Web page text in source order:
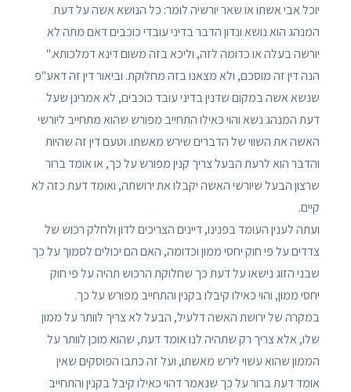
יוכל אבי אשתו או שאר יורשיה לומר: כל הנושא אשה על דעת
המנהג הוא נושא ונדון הדבר בדיני עובדי כוכבים דאם מתה לא
יורשה בעלה או כדומה לזה, וליכא בזה משום דינא דמלכותא."
הנה דין זה מוסכם, ולא מצאנו בזה מחלוקת. וביאור דין זה דאע"פ
שנשא אשה במקום שדנין בדיני עובד כוכבים, לא אמרינן שעל
דעת המנהג נשא והוי כאילו התחייב מפורש שהוא מתחייב ליורשי
האשה את השווי של הדברים שירש מאשתו. וטעם דין זה שהיות
והדבר הוא לרעת הבעל צריך קנין מפורש על כך, או אומד ברור
שרצון הבעל שיורשי האשה יקבלו את ירושתה, ואומד דעת כזה לא
קיים.
ועתה לענין העומד בפנינו, דיינים הצריכים לדון ולחלק רכוש של
צדדים על פי חוק יחסי ממון וכדומה, האם הם יכולים לסמוך על כך
שבני הזוג נישאו על דעת כך שחלוקת הרכוש תהיה על פי חוק
יחסי ממון, והוי כאילו קיבלו בקנין והתחייב מפורש על כך.
במקרה של ירושת האשה דלעיל, הבעל לא צריך לוותר על ממון
שלו, אלא צריך רק שתהיה לנו אומד דעת, שהוא מוכן לוותר על
הממון שהוא עשוי לירש מאשתו, ועל זה כתבו הפוסקים שאין
אומד דעת ברור על כך שנאמר דהוי כאילו קיבל בקנין והתחייב